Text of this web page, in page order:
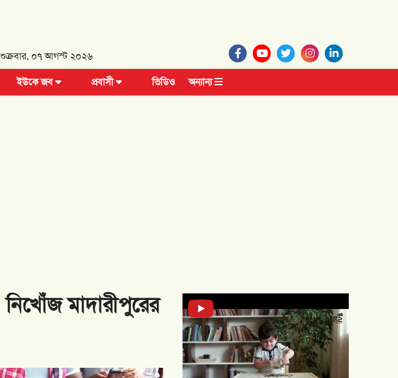
০৭ আগস্ট ২০২৬
ইউকে জব প্রবাসী ভিডিও অন্যান্য
বার্তা মানুন নিউইয়র্কে সড়ক দুর্ঘটনা: